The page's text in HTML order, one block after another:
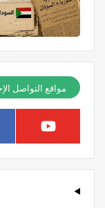
مواقع التواصل